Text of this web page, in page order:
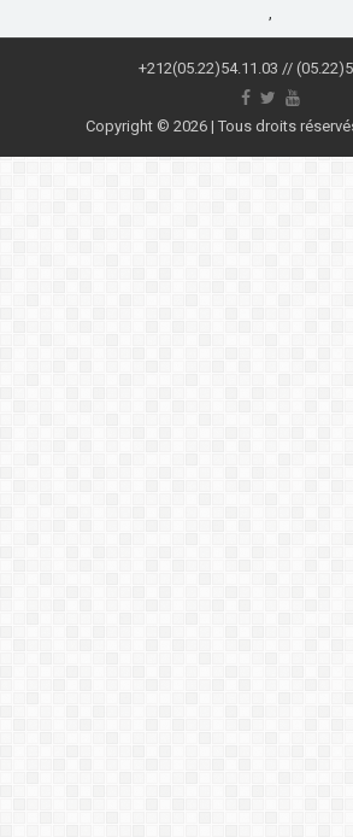
,
+212(05.22)54.11.03 //
Copyright © 2026 | Tous droits